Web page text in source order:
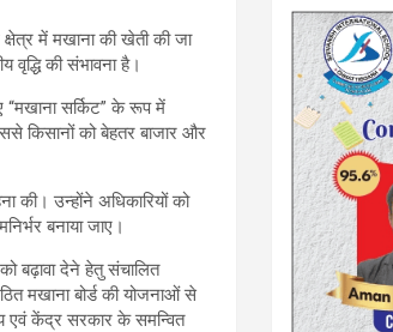
में मखाना की खेती की जा
वृद्धि की संभावना है।
“मखाना सर्किट” के रूप में
किसानों को बेहतर बाजार और
की। उन्होंने अधिकारियों को
बनाया जाए।
बढ़ावा देने हेतु संचालित
मखाना बोर्ड की योजनाओं से
एवं केंद्र सरकार के समन्वित